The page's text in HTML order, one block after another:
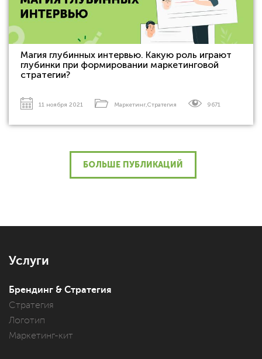
Магия глубинных интервью. Какую роль играют
глубинки при формировании маркетинговой
стратегии?
11 ноября 2021 Маркетинг,Стратегия 9671
БОЛЬШЕ ПУБЛИКАЦИЙ
Услуги
Брендинг & Стратегия
Стратегия
Логотип
Маркетинг-кит